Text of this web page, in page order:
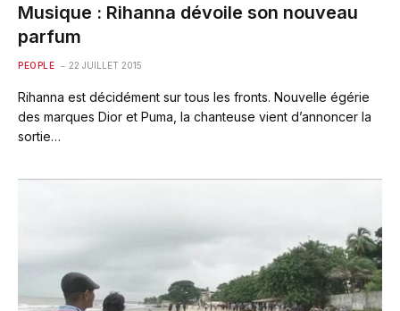
Musique : Rihanna dévoile son nouveau
parfum
PEOPLE 22 JUILLET 2015
Rihanna est déci­dé­ment sur tous les fronts. Nouvelle égérie
des marques Dior et Puma, la chan­teuse vient d’annon­cer la
sortie…